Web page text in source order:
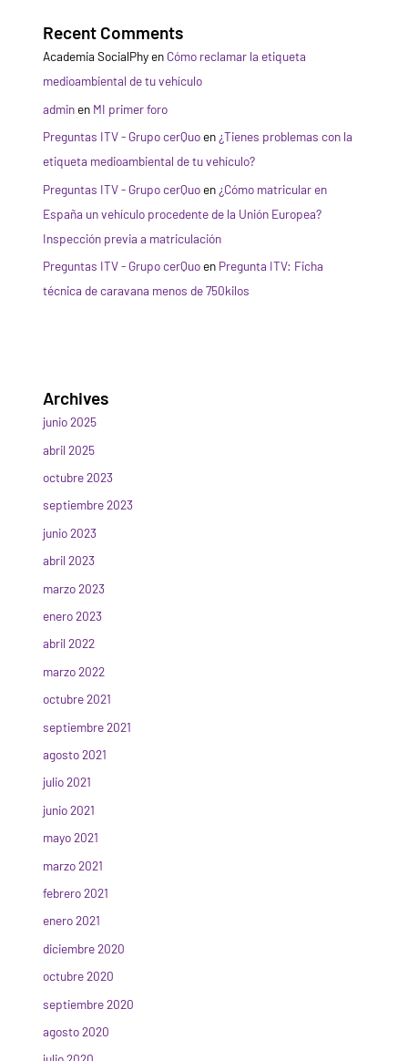
Recent Comments
Academia SocialPhyen Cómo reclamar la etiqueta
medioambiental de tu vehículo
adminen MI primer foro
Preguntas ITV - Grupo cerQuoen ¿Tienes problemas con la
etiqueta medioambiental de tu vehículo?
Preguntas ITV - Grupo cerQuoen ¿Cómo matricular en
España un vehículo procedente de la Unión Europea?
Inspección previa a matriculación
Preguntas ITV - Grupo cerQuoen Pregunta ITV: Ficha
técnica de caravana menos de 750kilos
Archives
junio 2025
abril 2025
octubre 2023
septiembre 2023
junio 2023
abril 2023
marzo 2023
enero 2023
abril 2022
marzo 2022
octubre 2021
septiembre 2021
agosto 2021
julio 2021
junio 2021
mayo 2021
marzo 2021
febrero 2021
enero 2021
diciembre 2020
octubre 2020
septiembre 2020
agosto 2020